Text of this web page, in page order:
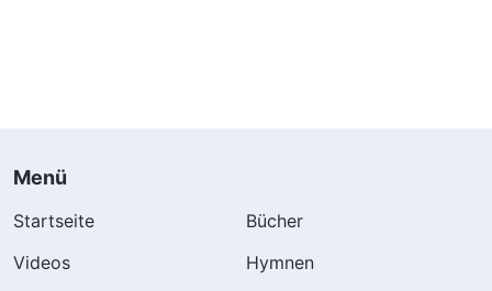
Menü
Startseite
Bücher
Videos
Hymnen